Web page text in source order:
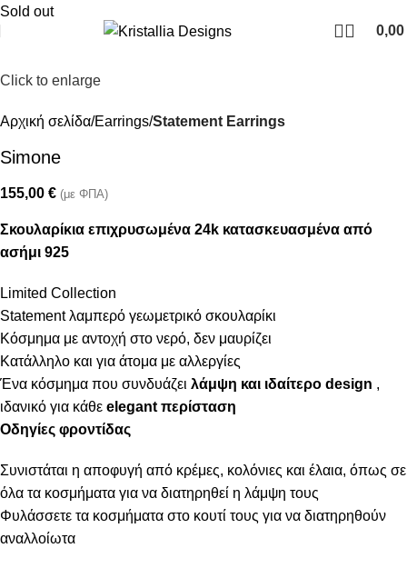
0,00
Sold out
Click to enlarge
Αρχική σελίδα Earrings Statement Earrings
Simone
155,00 € (με ΦΠΑ)
Σκουλαρίκια επιχρυσωμένα 24k κατασκευασμένα από
ασήμι 925
Limited Collection
Statement λαμπερό γεωμετρικό σκουλαρίκι
Κόσμημα με αντοχή στο νερό, δεν μαυρίζει
Κατάλληλο και για άτομα με αλλεργίες
Ένα κόσμημα που συνδυάζει λάμψη και ιδαίτερο design ,
ιδανικό για κάθε elegant περίσταση
Οδηγίες φροντίδας
Συνιστάται η αποφυγή από κρέμες, κολόνιες και έλαια, όπως σε
όλα τα κοσμήματα για να διατηρηθεί η λάμψη τους
Φυλάσσετε τα κοσμήματα στο κουτί τους για να διατηρηθούν
αναλλοίωτα